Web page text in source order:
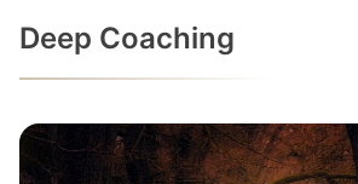
Deep Coaching